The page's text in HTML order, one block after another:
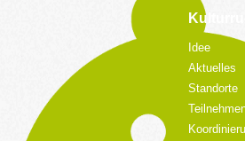
Idee
Aktuelles
Standorte